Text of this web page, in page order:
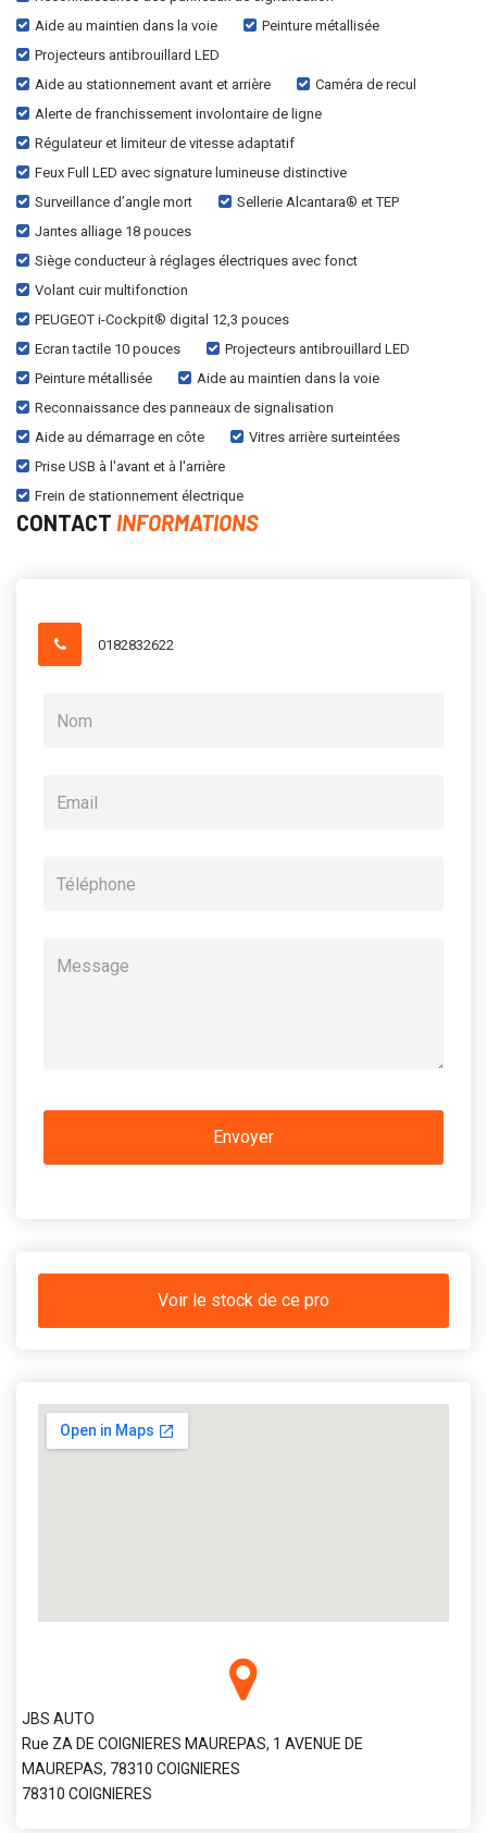
Aide au maintien dans la voie
Peinture métallisée
Projecteurs antibrouillard LED
Aide au stationnement avant et arrière
Caméra de recul
Alerte de franchissement involontaire de ligne
Régulateur et limiteur de vitesse adaptatif
Feux Full LED avec signature lumineuse distinctive
Surveillance d’angle mort
Sellerie Alcantara® et TEP
Jantes alliage 18 pouces
Siège conducteur à réglages électriques avec fonct
Volant cuir multifonction
PEUGEOT i-Cockpit® digital 12,3 pouces
Ecran tactile 10 pouces
Projecteurs antibrouillard LED
Peinture métallisée
Aide au maintien dans la voie
Reconnaissance des panneaux de signalisation
Aide au démarrage en côte
Vitres arrière surteintées
Prise USB à l'avant et à l'arrière
Frein de stationnement électrique
CONTACT INFORMATIONS
0182832622
Voir le stock de ce pro
JBS AUTO
Rue ZA DE COIGNIERES MAUREPAS, 1 AVENUE DE
MAUREPAS, 78310 COIGNIERES
78310 COIGNIERES